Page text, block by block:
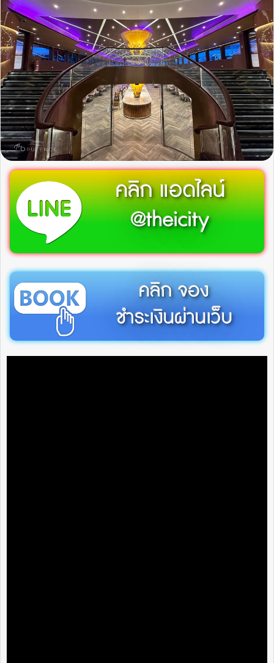
คลิก แอดไลน์
@theicity
คลิก จอง
ชำระเงินผ่านเว็บ